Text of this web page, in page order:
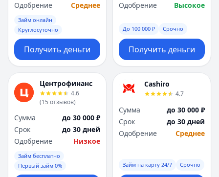
Одобрение
Среднее
Займ онлайн
Круглосуточно
Получить деньги
Одобрение
Высокое
До 100 000 ₽ Срочно
Получить деньги
Центрофинанс
4.6
(15 отзывов)
Сумма
до 30 000 ₽
Срок
до 30 дней
Одобрение
Низкое
Займ бесплатно
Первый займ 0%
Cashiro
4.7
Сумма
до 30 000 ₽
Срок
до 30 дней
Одобрение
Среднее
Займ на карту 24/7 Срочно